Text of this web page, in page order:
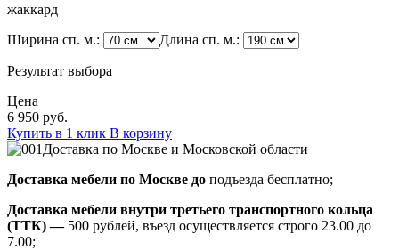
жаккард
Ширина сп. м.:
Длина сп. м.:
Результат выбора
Цена
6 950 руб.
Купить в 1 клик В корзину
Доставка по Москве и Московской области
Доставка мебели по Москве до подъезда бесплатно;
Доставка мебели внутри третьего транспортного кольца
(ТТК) —500 рублей, въезд осуществляется строго 23.00 до
7.00;